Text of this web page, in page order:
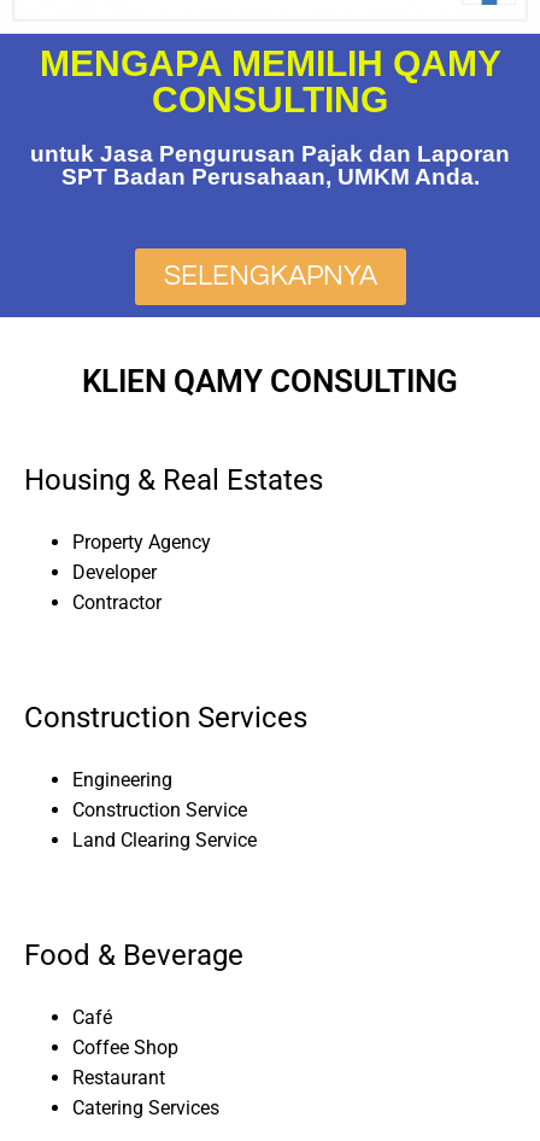
MENGAPA MEMILIH QAMY
CONSULTING
untuk Jasa Pengurusan Pajak dan Laporan
SPT Badan Perusahaan, UMKM Anda.
SELENGKAPNYA
KLIEN QAMY CONSULTING
Housing & Real Estates
Property Agency
Developer
Contractor
Construction Services
Engineering
Construction Service
Land Clearing Service
Food & Beverage
Café
Coffee Shop
Restaurant
Catering Services